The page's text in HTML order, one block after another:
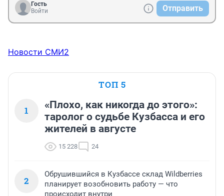
Гость
Войти
Отправить
Новости СМИ2
ТОП 5
1
«Плохо, как никогда до этого»:
таролог о судьбе Кузбасса и его
жителей в августе
15 228 24
2
Обрушившийся в Кузбассе склад Wildberries
планирует возобновить работу — что
происходит внутри